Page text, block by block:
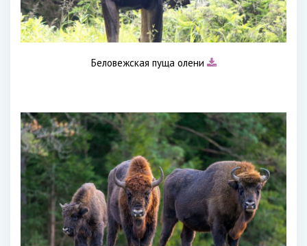
Беловежская пуща олени